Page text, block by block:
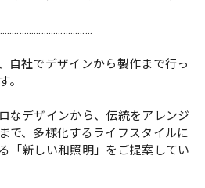
自社でデザインから製作まで行っ
。
なデザインから、伝統をアレンジ
で、多様化するライフスタイルに
「新しい和照明」をご提案してい